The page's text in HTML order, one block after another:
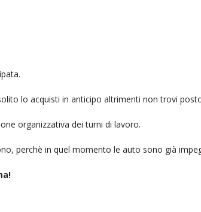
lo acquisti in anticipo altrimenti non trovi
organizzativa dei turni di lavoro.
perchè in quel momento le auto sono già